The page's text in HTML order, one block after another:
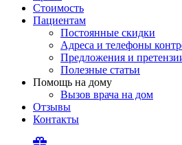
Стоимость
Пациентам
Постоянные скидки
Адреса и телефоны
Предложения и
Полезные статьи
Помощь на дому
Вызов врача на дом
Отзывы
Контакты